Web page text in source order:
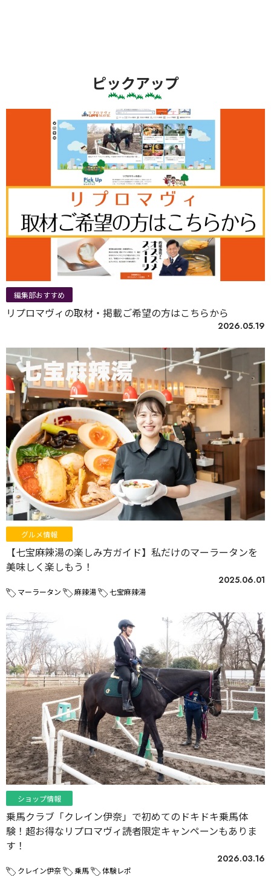
ピックアップ
編集部おすすめ
リプロマヴィの取材・掲載ご希望の方はこちらから
2026.05.19
グルメ情報
【七宝麻辣湯の楽しみ方ガイド】私だけのマーラータンを
美味しく楽しもう！
2025.06.01
マーラータン 麻辣湯 七宝麻辣湯
ショップ情報
乗馬クラブ「クレイン伊奈」で初めてのドキドキ乗馬体
験！超お得なリプロマヴィ読者限定キャンペーンもありま
す！
2026.03.16
クレイン伊奈 乗馬 体験レポ